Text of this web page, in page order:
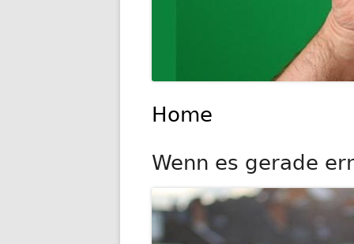
Home
Wenn es gerade